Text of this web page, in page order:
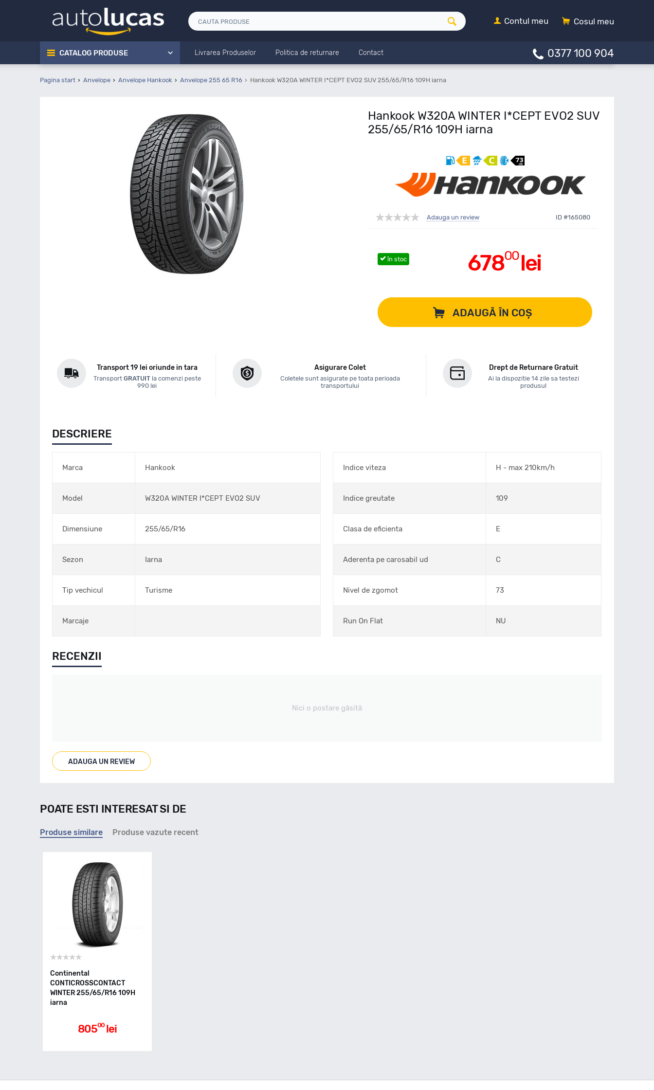
Cosul meu
Contul meu
CATALOG PRODUSE Livrarea Produselor Politica de returnare Contact 0377 100 904
Pagina start Anvelope Anvelope Hankook Anvelope 255 65 R16 Hankook W320A WINTER I*CEPT EVO2 SUV 255/65/R16 109H iarna
Hankook W320A WINTER I*CEPT EVO2 SUV
255/65/R16 109H iarna
Adauga un review ID #165080
67800lei
în stoc
ADAUGĂ ÎN COȘ
Transport 19 lei oriunde in tara
Transport GRATUITla comenzi peste
990 lei
Asigurare Colet
Coletele sunt asigurate pe toata perioada
transportului
Drept de Returnare Gratuit
Ai la dispozitie 14 zile sa testezi
produsul
DESCRIERE
Marca Hankook
Model W320A WINTER I*CEPT EVO2 SUV
Dimensiune 255/65/R16
Sezon Iarna
Tip vechicul Turisme
Marcaje
Indice viteza H - max 210km/h
Indice greutate 109
Clasa de eficienta E
Aderenta pe carosabil ud C
Nivel de zgomot 73
Run On Flat NU
RECENZII
Nici o postare găsită
ADAUGA UN REVIEW
POATE ESTI INTERESAT SI DE
Produse similare Produse vazute recent
Continental
CONTICROSSCONTACT
WINTER 255/65/R16 109H
iarna
80500 lei